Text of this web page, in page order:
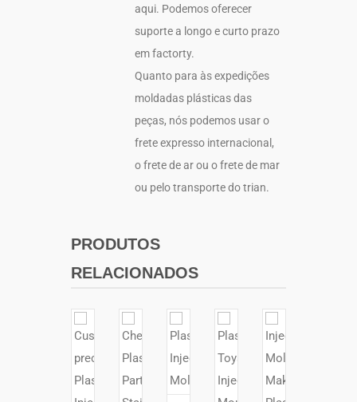
aqui. Podemos oferecer
suporte a longo e curto prazo
em factorty.
Quanto para às expedições
moldadas plásticas das
peças, nós podemos usar o
frete expresso internacional,
o frete de ar ou o frete de mar
ou pelo transporte do trian.
PRODUTOS
RELACIONADOS